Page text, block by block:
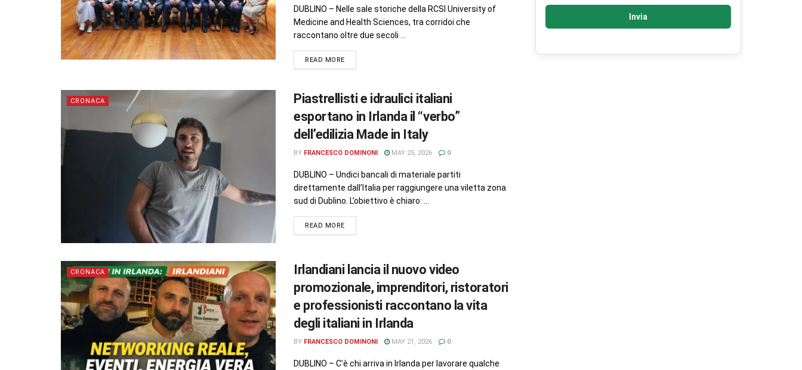
DUBLINO – Nelle sale storiche della RCSI University of
Medicine and Health Sciences, tra corridoi che
raccontano oltre due secoli ...
READ MORE
CRONACA
Piastrellisti e idraulici italiani
esportano in Irlanda il “verbo”
dell’edilizia Made in Italy
BY FRANCESCO DOMINONI MAY 25, 2026 0
DUBLINO – Undici bancali di materiale partiti
direttamente dall’Italia per raggiungere una viletta zona
sud di Dublino. L’obiettivo è chiaro: ...
READ MORE
CRONACA
Irlandiani lancia il nuovo video
promozionale, imprenditori, ristoratori
e professionisti raccontano la vita
degli italiani in Irlanda
BY FRANCESCO DOMINONI MAY 21, 2026 0
DUBLINO – C’è chi arriva in Irlanda per lavorare qualche
Invia